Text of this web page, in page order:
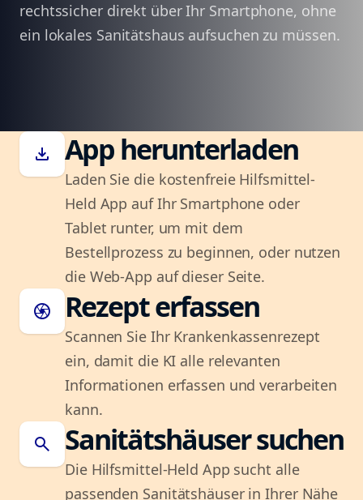
rechtssicher direkt über Ihr Smartphone, ohne
ein lokales Sanitätshaus aufsuchen zu müssen.
download App herunterladen
Laden Sie die kostenfreie Hilfsmittel-
Held App auf Ihr Smartphone oder
Tablet runter, um mit dem
Bestellprozess zu beginnen, oder nutzen
die Web-App auf dieser Seite.
camera Rezept erfassen
Scannen Sie Ihr Krankenkassenrezept
ein, damit die KI alle relevanten
Informationen erfassen und verarbeiten
kann.
search Sanitätshäuser suchen
Die Hilfsmittel-Held App sucht alle
passenden Sanitätshäuser in Ihrer Nähe